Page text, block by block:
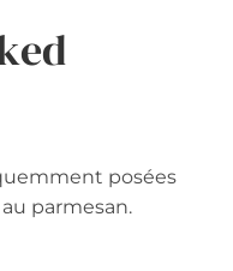
posées
parmesan.